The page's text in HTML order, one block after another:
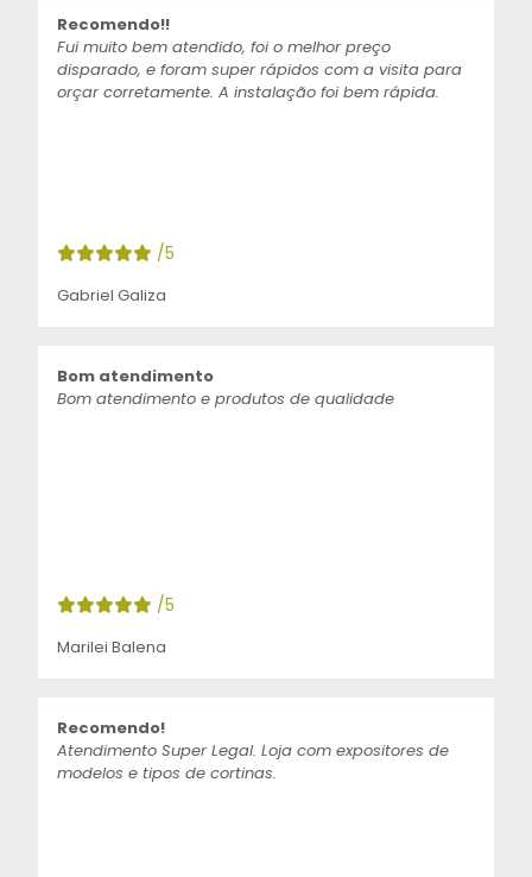
Recomendo!!
Fui muito bem atendido, foi o melhor preço
disparado, e foram super rápidos com a visita para
orçar corretamente. A instalação foi bem rápida.
/5
Gabriel Galiza
Bom atendimento
Bom atendimento e produtos de qualidade
/5
Marilei Balena
Recomendo!
Atendimento Super Legal. Loja com expositores de
modelos e tipos de cortinas.